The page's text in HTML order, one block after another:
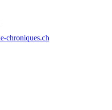
chroniques.ch